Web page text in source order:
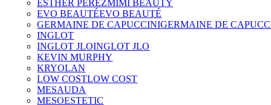
ESTHER PÉREZMIMI BEAUTY
EVO BEAUTÉEVO BEAUTÉ
GERMAINE DE CAPUCCINIGERMAINE DE
INGLOT
INGLOT JLOINGLOT JLO
KEVIN MURPHY
KRYOLAN
LOW COSTLOW COST
MESAUDA
MESOESTETIC